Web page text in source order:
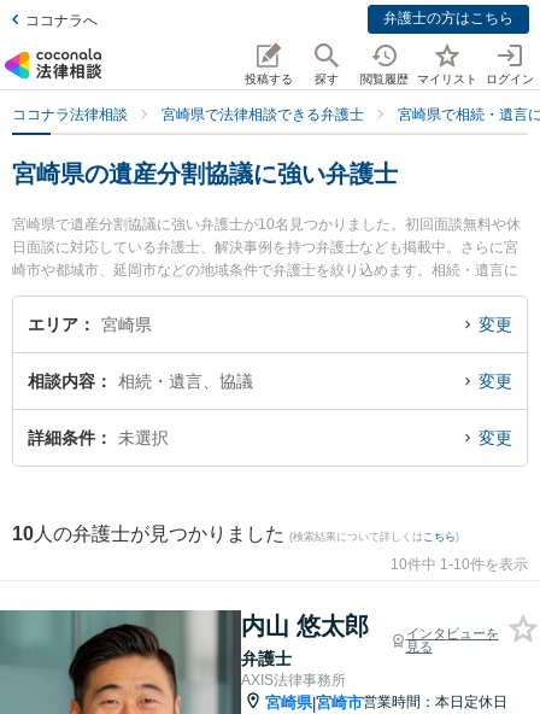
ココナラへ 弁護士の方はこちら
投稿する 探す 閲覧履歴 マイリスト ログイン
ココナラ法律相談 宮崎県で法律相談できる弁護士 宮崎県で相続・遺言
宮崎県の遺産分割協議に強い弁護士
宮崎県で遺産分割協議に強い弁護士が10名見つかりました。初回面談無料や休
日面談に対応している弁護士、解決事例を持つ弁護士なども掲載中。さらに宮
崎市や都城市、延岡市などの地域条件で弁護士を絞り込めます。相続・遺言に
関係する家族間の相続トラブルや認知症の相続、遺産分割等の細かな分野での
絞り込み検索もでき便利です。特にAXIS法律事務所の内山 悠太郎弁護士やベリ
『宮崎県で土日や夜間に発生した遺産分割協議のトラブルを今すぐに弁護士に
相談したい』『遺産分割協議のトラブル解決の実績豊富な近くの弁護士を検索
したい』『初回相談無料で遺産分割協議を法律相談できる宮崎県内の弁護士に
エリア 宮崎県 変更
相談内容 相続・遺言、協議 変更
詳細条件 未選択 変更
10 人の弁護士が見つかりました (検索結果について詳しくは こちら)
10件中 1-10件を表示
内山 悠太郎
弁護士
インタビューを
見る
AXIS法律事務所
宮崎県|宮崎市営業時間：本日定休日